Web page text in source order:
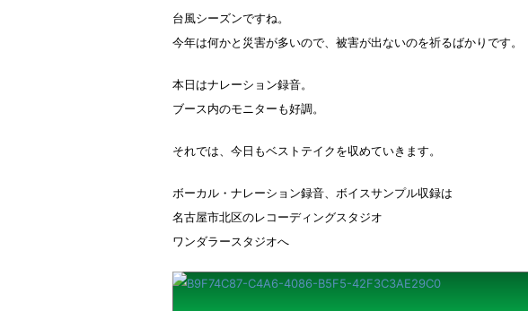
台風シーズンですね。
今年は何かと災害が多いので、被害が出ないのを祈るばかりです。
本日はナレーション録音。
ブース内のモニターも好調。
それでは、今日もベストテイクを収めていきます。
ボーカル・ナレーション録音、ボイスサンプル収録は
名古屋市北区のレコーディングスタジオ
ワンダラースタジオへ